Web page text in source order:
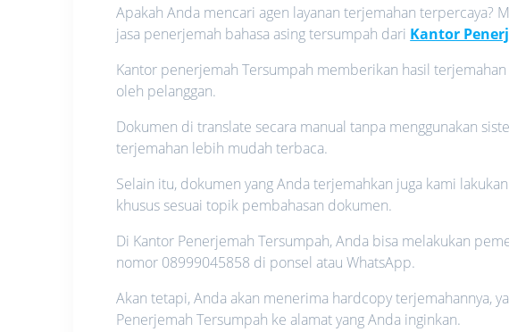
Apakah Anda mencari agen layanan terjemahan terpercaya?
jasa penerjemah bahasa asing tersumpah dari Kantor
Kantor penerjemah Tersumpah memberikan hasil
oleh pelanggan.
Dokumen di translate secara manual tanpa menggunakan
terjemahan lebih mudah terbaca.
Selain itu, dokumen yang Anda terjemahkan juga kami
khusus sesuai topik pembahasan dokumen.
Di Kantor Penerjemah Tersumpah, Anda bisa melakukan
nomor 08999045858 di ponsel atau WhatsApp.
Akan tetapi, Anda akan menerima hardcopy terjemahannya,
Penerjemah Tersumpah ke alamat yang Anda inginkan.